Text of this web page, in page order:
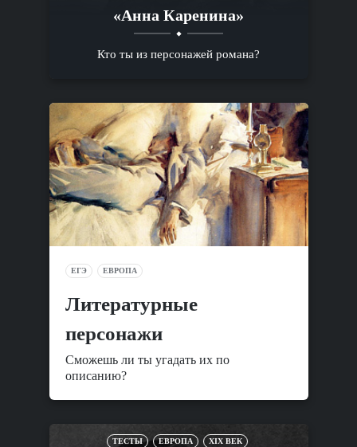
«Анна Каренина»
Кто ты из персонажей романа?
ЕГЭ ЕВРОПА
Литературные
персонажи
Сможешь ли ты угадать их по
описанию?
ТЕСТЫ ЕВРОПА XIX ВЕК